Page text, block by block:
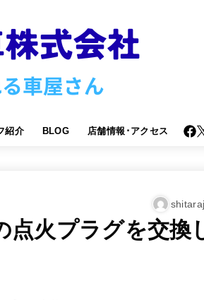
紹介 BLOG 店舗情報･アクセス
点火プラグを交換